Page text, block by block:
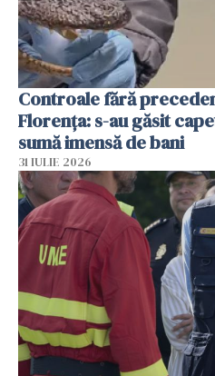
Controale fără
Florența: s-au găsit
sumă imensă de bani
31 IULIE 2026